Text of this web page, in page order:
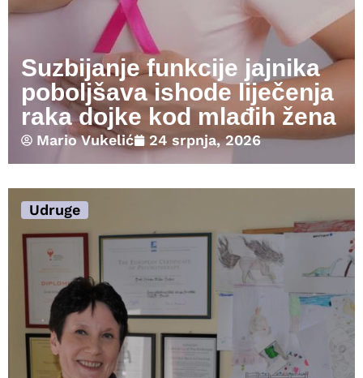
Suzbijanje funkcije jajnika
poboljšava ishode liječenja
raka dojke kod mlađih žena
Mario Vukelić 24 srpnja, 2026
Udruge